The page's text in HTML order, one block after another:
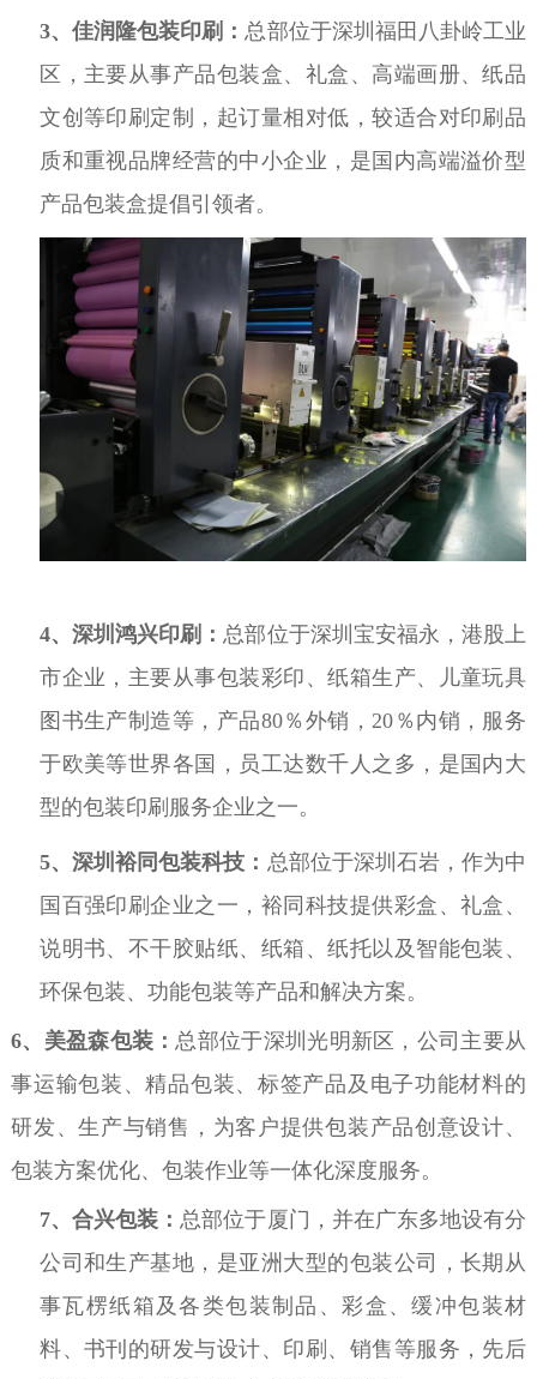
3、佳润隆包装印刷： 总部位于深圳福田八卦岭工业
区，主要从事产品包装盒、礼盒、高端画册、纸品
文创等印刷定制，起订量相对低，较适合对印刷品
质和重视品牌经营的中小企业，是国内高端溢价型
产品包装盒提倡引领者。
4、深圳鸿兴印刷：总部位于深圳宝安福永，港股上
市企业，主要从事包装彩印、纸箱生产、儿童玩具
图书生产制造等，产品80％外销，20 ％内销，服务
于欧美等世界各国，员工达数千人之多，是国内大
型的包装印刷服务企业之一。
5、深圳裕同包装科技： 总部位于深圳石岩，作为中
国百强印刷企业之一，裕同科技提供彩盒、礼盒、
说明书、不干胶贴纸、纸箱、纸托以及智能包装、
环保包装、功能包装等产品和解决方案。
6、 美盈森包装：总部位于深圳光明新区，公司主要从
事运输包装、精品包装、标签产品及电子功能材料的
研发、生产与销售，为客户提供包装产品创意设计、
包装方案优化、包装作业等一体化深度服务。
7、合兴包装：总部位于厦门，并在广东多地设有分
公司和生产基地，是亚洲大型的包装公司，长期从
事瓦楞纸箱及各类包装制品、彩盒、缓冲包装材
料、书刊的研发与设计、印刷、销售等服务，先后